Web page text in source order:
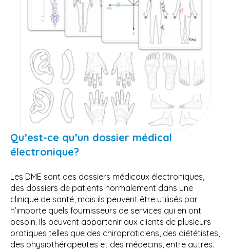
Qu’est-ce qu’un dossier médical
électronique?
Les DME sont des dossiers médicaux électroniques,
des dossiers de patients normalement dans une
clinique de santé, mais ils peuvent être utilisés par
n’importe quels fournisseurs de services qui en ont
besoin. Ils peuvent appartenir aux clients de plusieurs
pratiques telles que des chiropraticiens, des diététistes,
des physiothérapeutes et des médecins, entre autres.